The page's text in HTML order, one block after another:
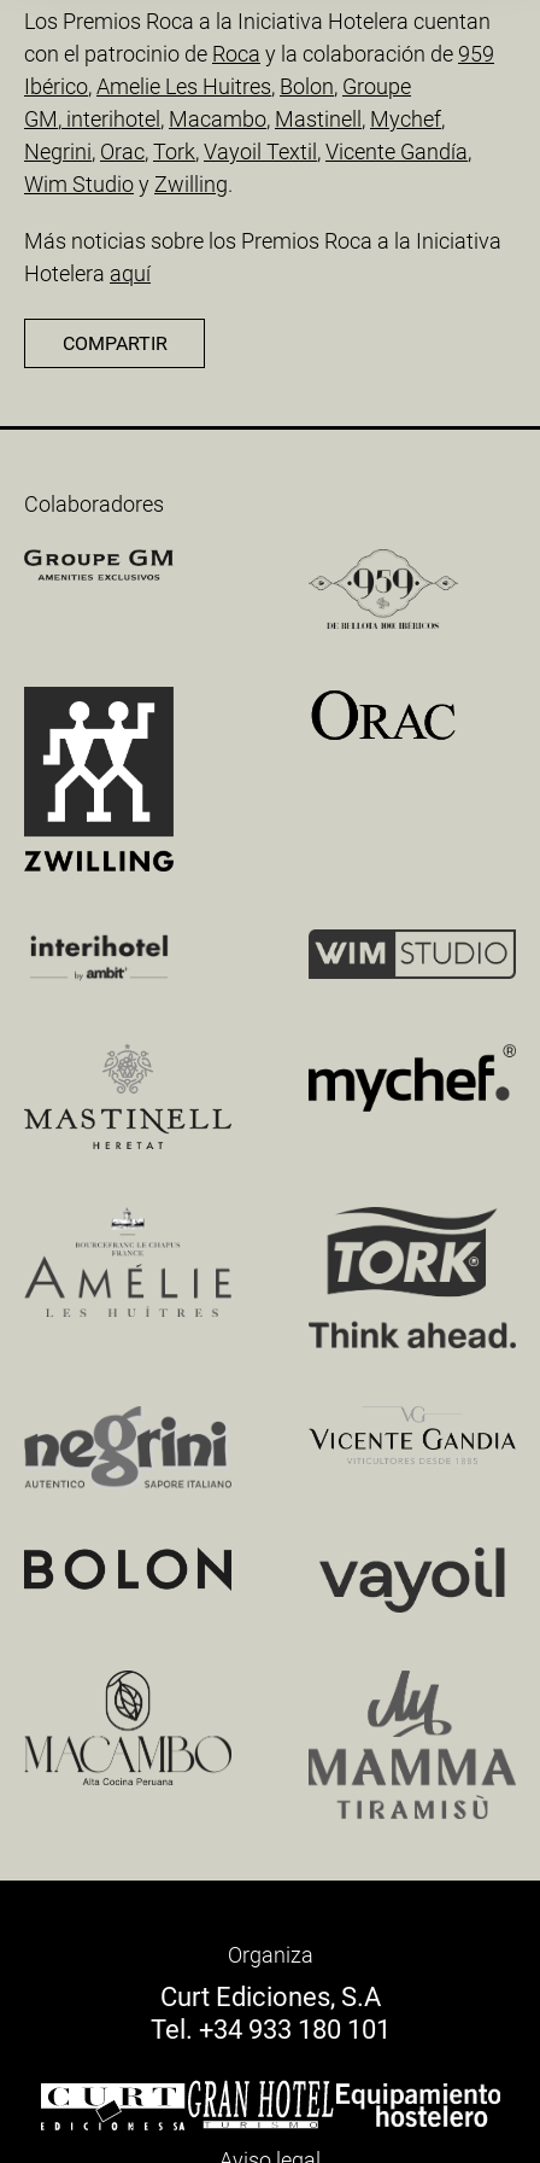
Los Premios Roca a la Iniciativa Hotelera cuentan
con el patrocinio de Roca y la colaboración de 959
Ibérico,Amelie Les Huitres, Bolon, Groupe
GM, interihotel , Macambo, Mastinell , Mychef,
Negrini, Orac,Tork,Vayoil Textil ,Vicente Gandía,
Wim Studioy Zwilling.
Más noticias sobre los Premios Roca a la Iniciativa
Hotelera aquí
COMPARTIR
Colaboradores
Organiza
Curt Ediciones, S.A
Tel. +34 933 180 101